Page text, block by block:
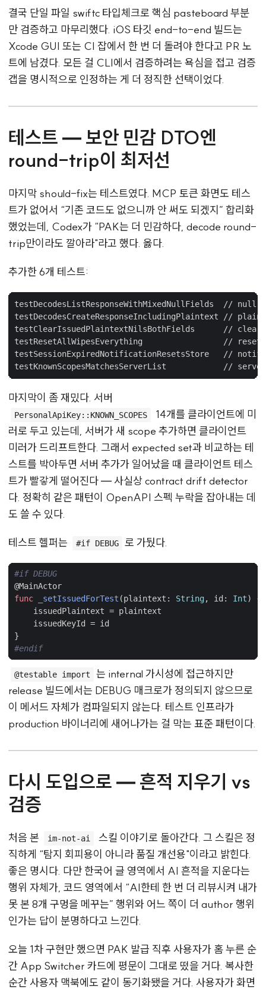
결국 단일 파일 swiftc 타입체크로 핵심 pasteboard 부분
만 검증하고 마무리했다. iOS 타깃 end-to-end 빌드는
Xcode GUI 또는 CI 잡에서 한 번 더 돌려야 한다고 PR 노
트에 남겼다. 모든 걸 CLI에서 검증하려는 욕심을 접고 검증
갭을 명시적으로 인정하는 게 더 정직한 선택이었다.
테스트 — 보안 민감 DTO엔
round-trip이 최저선
마지막 should-fix는 테스트였다. MCP 토큰 화면도 테스
트가 없어서 “기존 코드도 없으니까 안 써도 되겠지” 합리화
했었는데, Codex가 “PAK는 더 민감하다, decode round-
trip만이라도 깔아라"라고 했다. 옳다.
추가한 6개 테스트:
testDecodesListResponseWithMixedNullFields  // null
testDecodesCreateResponseIncludingPlaintext //
testClearIssuedPlaintextNilsBothFields      // clear
testResetAllWipesEverything                 //
testSessionExpiredNotificationResetsStore   //
마지막이 좀 재밌다. 서버
PersonalApiKey::KNOWN_SCOPES
14개를 클라이언트에 미
러로 두고 있는데, 서버가 새 scope 추가하면 클라이언트
미러가 드리프트한다. 그래서 expected set과 비교하는 테
스트를 박아두면 서버 추가가 일어났을 때 클라이언트 테스
트가 빨갛게 떨어진다 — 사실상 contract drift detector
다. 정확히 같은 패턴이 OpenAPI 스펙 누락을 잡아내는 데
도 쓸 수 있다.
테스트 헬퍼는 #if DEBUG 로 가뒀다.
#if DEBUG
@MainActor
func
_setIssuedForTest (plaintext : String, id : Int)
{
issuedPlaintext = plaintext
issuedKeyId
= id
}
#endif
@testable import
는 internal 가시성에 접근하지만
release 빌드에서는 DEBUG 매크로가 정의되지 않으므로
이 메서드 자체가 컴파일되지 않는다. 테스트 인프라가
production 바이너리에 새어나가는 걸 막는 표준 패턴이다.
다시 도입으로 — 흔적 지우기 vs
검증
처음 본 im-not-ai
스킬 이야기로 돌아간다. 그 스킬은 정
직하게 “탐지 회피용이 아니라 품질 개선용"이라고 밝힌다.
좋은 명시다. 다만 한국어 글 영역에서 AI 흔적을 지운다는
행위 자체가, 코드 영역에서 “AI한테 한 번 더 리뷰시켜 내가
못 본 8개 구멍을 메꾸는” 행위와 어느 쪽이 더 author 행위
인가는 답이 분명하다고 느낀다.
오늘 1차 구현만 했으면 PAK 발급 직후 사용자가 홈 누른 순
간 App Switcher 카드에 평문이 그대로 떴을 거다. 복사한
순간 사용자 맥북에도 같이 동기화됐을 거다. 사용자가 화면